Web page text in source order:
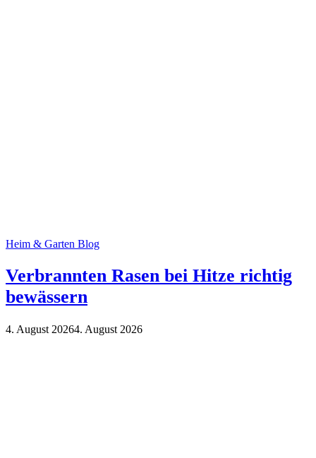
Heim & Garten Blog
Verbrannten Rasen bei Hitze richtig
bewässern
4. August 20264. August 2026